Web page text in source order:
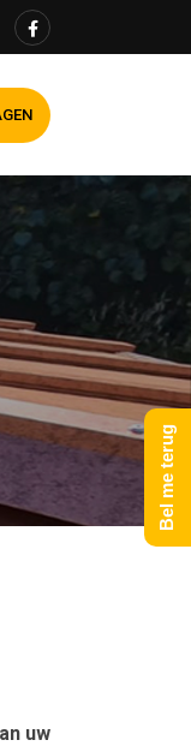
uw
Bel me terug